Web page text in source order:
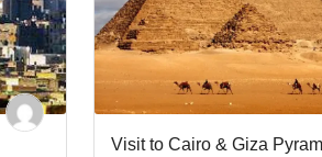
Visit to Cairo & Giza